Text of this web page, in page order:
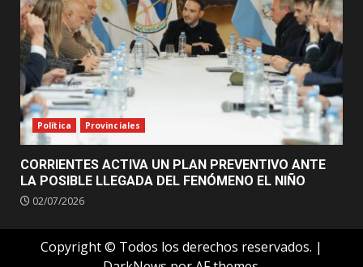
Política Provinciales
CORRIENTES ACTIVA UN PLAN PREVENTIVO ANTE
LA POSIBLE LLEGADA DEL FENÓMENO EL NIÑO
02/07/2026
Copyright © Todos los derechos reservados. |